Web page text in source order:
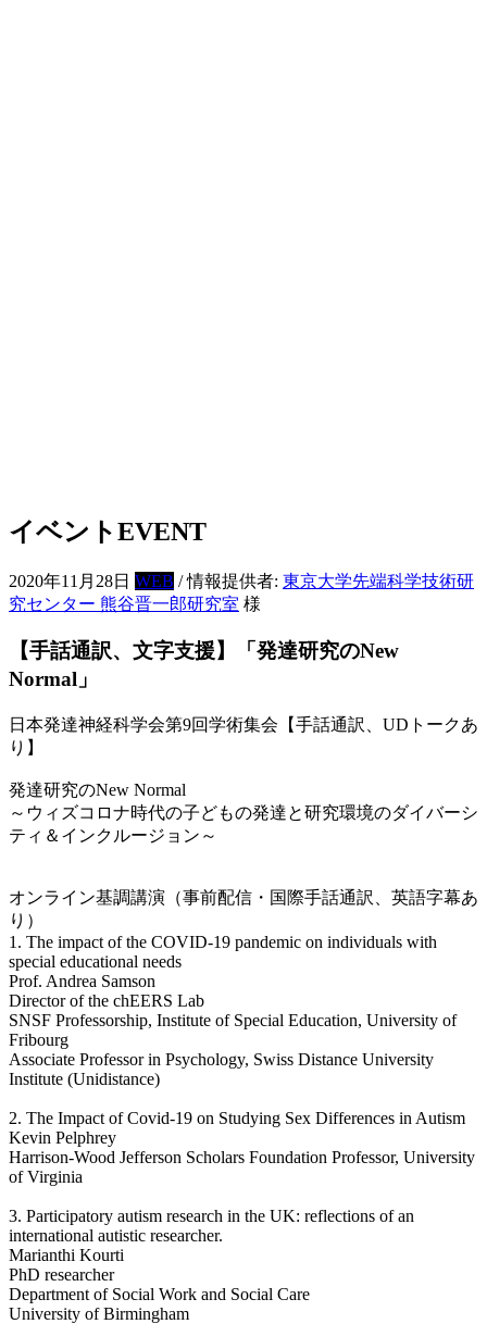
イベントEVENT
2020年11月28日 WEB / 情報提供者: 東京大学先端科学技術研
究センター 熊谷晋一郎研究室 様
【手話通訳、文字支援】「発達研究のNew
Normal」
日本発達神経科学会第9回学術集会【手話通訳、UDトークあ
り】
発達研究のNew Normal
～ウィズコロナ時代の子どもの発達と研究環境のダイバーシ
ティ＆インクルージョン～
オンライン基調講演（事前配信・国際手話通訳、英語字幕あ
り）
1. The impact of the COVID-19 pandemic on individuals with
special educational needs
Prof. Andrea Samson
Director of the chEERS Lab
SNSF Professorship, Institute of Special Education, University of
Fribourg
Associate Professor in Psychology, Swiss Distance University
Institute (Unidistance)
2. The Impact of Covid-19 on Studying Sex Differences in Autism
Kevin Pelphrey
Harrison-Wood Jefferson Scholars Foundation Professor, University
of Virginia
3. Participatory autism research in the UK: reflections of an
international autistic researcher.
Marianthi Kourti
PhD researcher
Department of Social Work and Social Care
University of Birmingham